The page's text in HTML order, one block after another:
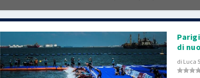
di
di Luca